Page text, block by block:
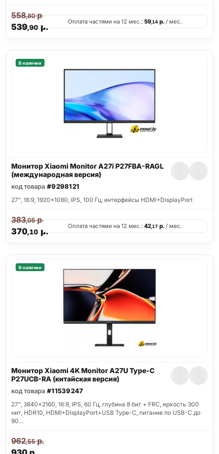
539,90р.
558,80р.
Оплата частями на 12 мес.: 59,14 р. / мес.
В наличии
Монитор Xiaomi Monitor A27i P27FBA-RAGL
(международная версия)
код товара #9298121
27", 16:9, 1920x1080, IPS, 100 Гц, интерфейсы HDMI+DisplayPort
370,10р.
383,05р.
Оплата частями на 12 мес.: 42,17 р. / мес.
В наличии
Монитор Xiaomi 4K Monitor A27U Type-C
P27UCB-RA (китайская версия)
код товара #11539247
27", 3840x2160, 16:9, IPS, 60 Гц, глубина 8 бит + FRC, яркость 300
нит, HDR10, HDMI+DisplayPort+USB Type-C, питание по USB-C до
90…
962,55р.